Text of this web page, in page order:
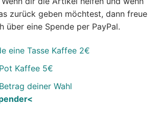
zurück geben möchtest, dann freue
über eine Spende per PayPal.
eine Tasse Kaffee 2€
Kaffee 5€
deiner Wahl